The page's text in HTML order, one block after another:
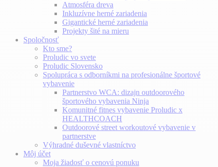
Atmosféra dreva
Inkluzívne herné zariadenia
Gigantické herné zariadenia
Projekty šité na mieru
Spoločnosť
Kto sme?
Proludic vo svete
Proludic Slovensko
Spolupráca s odborníkmi na profesionálne športové
vybavenie
Partnerstvo WCA: dizajn outdoorového
športového vybavenia Ninja
Komunitné fitnes vybavenie Proludic x
HEALTHCOACH
Outdoorové street workoutové vybavenie v
partnerstve
Výhradné duševné vlastníctvo
Môj účet
Moja žiadosť o cenovú ponuku